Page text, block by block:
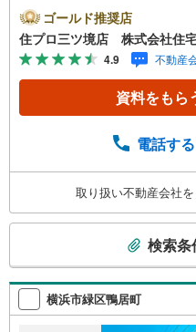
泉区・戸塚区・保土ケ
です！ 最新物件情報
お気軽にお問合せ下さい!!
提案システム 弊社で
る【丁寧な資金アド
案書の作成】を随時
加入できる無料の生
後から始まる【住宅
【老後の費用負担】住
な部分を明確にして
ゴールド推奨店
住プロ三ツ境店 株式会社住
4.9 不動産
資料をもら
電話する
取り扱い不動産会社
検
索
条
検索条
横浜市緑区鴨居町